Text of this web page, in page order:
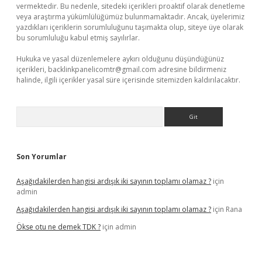
vermektedir. Bu nedenle, sitedeki içerikleri proaktif olarak denetleme
veya araştırma yükümlülüğümüz bulunmamaktadır. Ancak, üyelerimiz
yazdıkları içeriklerin sorumluluğunu taşımakta olup, siteye üye olarak
bu sorumluluğu kabul etmiş sayılırlar.
Hukuka ve yasal düzenlemelere aykırı olduğunu düşündüğünüz
içerikleri, backlinkpanelicomtr@gmail.com adresine bildirmeniz
halinde, ilgili içerikler yasal süre içerisinde sitemizden kaldırılacaktır.
Son Yorumlar
Aşağıdakilerden hangisi ardışık iki sayının toplamı olamaz ? için
admin
Aşağıdakilerden hangisi ardışık iki sayının toplamı olamaz ? için Rana
Ökse otu ne demek TDK ? için admin